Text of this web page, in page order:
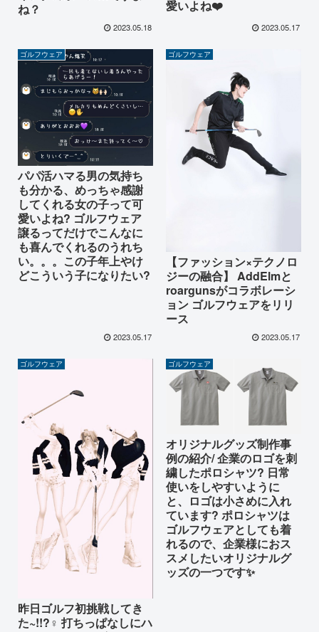
ね？
2023.05.18
愛いよね❤️
2023.05.17
ゴルフウェア
パパ活ハマる男の気持ち
も分かる、めっちゃ感謝
してくれる女の子って可
愛いよね? ゴルフウェア
譲るってだけでこんなに
も喜んでくれるのうれち
い。。。この子年上やけ
どこういう子になりたい?
2023.05.17
ゴルフウェア
【ファッション×テクノロ
ジーの融合】 AddElmと
roargunsがコラボレーシ
ョン ゴルフウェアをリリ
ース
2023.05.17
ゴルフウェア
昨日ゴルフ初挑戦してき
た~!!?️‍♀️ 打ちっぱなしにハ
ゴルフウェア
オリジナルグッズ制作事
例の紹介/ 企業のロゴを刺
繍したポロシャツ? 日常
使いをしやすいように
と、ロゴは小さめに入れ
ています? ポロシャツは
ゴルフウェアとしても着
れるので、企業様におス
スメしたいオリジナルグ
ッズの一つです✨